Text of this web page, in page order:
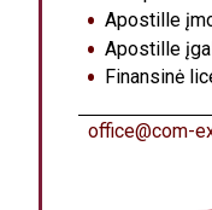
Apostille
Apostille
Finansinė
office@com-